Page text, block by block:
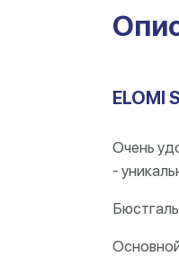
ELOMI
Очень
-